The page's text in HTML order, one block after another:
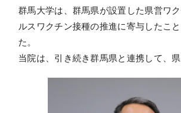
群馬大学は、群馬県が設置した県営ワ
ルスワクチン接種の推進に寄与したこ
た。
当院は、引き続き群馬県と連携して、